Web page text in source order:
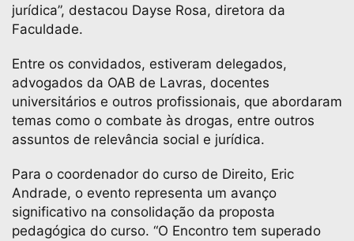
jurídica”, destacou Dayse Rosa, diretora da
Faculdade.
Entre os convidados, estiveram delegados,
advogados da OAB de Lavras, docentes
universitários e outros profissionais, que abordaram
temas como o combate às drogas, entre outros
assuntos de relevância social e jurídica.
Para o coordenador do curso de Direito, Eric
Andrade, o evento representa um avanço
significativo na consolidação da proposta
pedagógica do curso. “O Encontro tem superado